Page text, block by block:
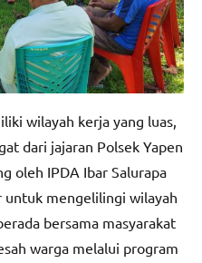
wilayah kerja yang luas,
dari jajaran Polsek Yapen
oleh IPDA Ibar Salurapa
untuk mengelilingi wilayah
bersama masyarakat
warga melalui program